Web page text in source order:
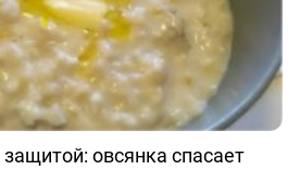
овсянка спасает